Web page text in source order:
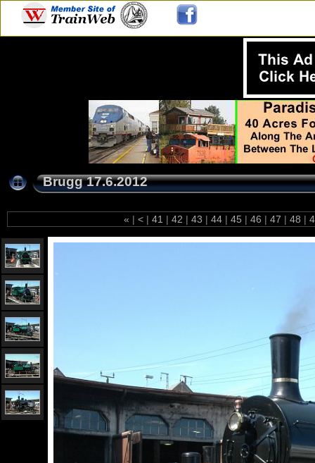
Brugg 17.6.2012
« | < | 41 | 42 | 43 | 44 | 45 | 46 | 47 | 48 |